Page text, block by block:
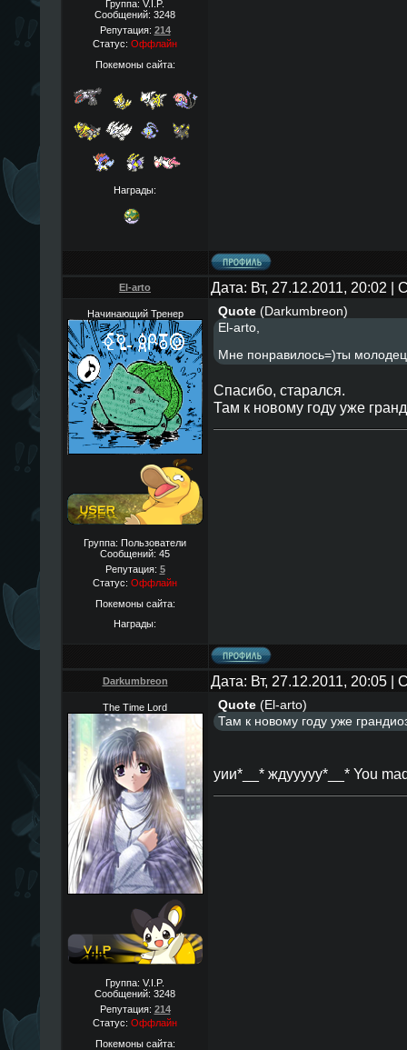
Группа: V.I.P.
Сообщений: 3248
Репутация: 214
Статус: Оффлайн
Покемоны сайта:
Награды:
El-arto Дата: Вт, 27.12.2011, 20:02
Начинающий Тренер
Группа: Пользователи
Сообщений: 45
Репутация: 5
Статус: Оффлайн
Покемоны сайта:
Награды:
Quote(Darkumbreon)
El-arto,
Мне понравилось=)ты молодец
Спасибо, старался.
Там к новому году уже
Darkumbreon Дата: Вт, 27.12.2011, 20:05
The Time Lord
Группа: V.I.P.
Сообщений: 3248
Репутация: 214
Статус: Оффлайн
Покемоны сайта:
Quote(El-arto)
Там к новому году уже
уии*__* ждууууу*__* You